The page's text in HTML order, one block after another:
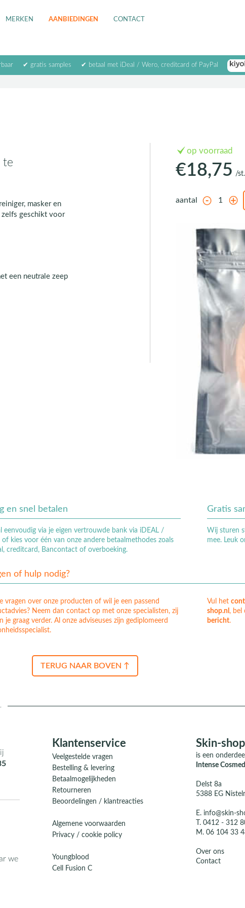
MERKEN AANBIEDINGEN CONTACT
✔ gratis samples ✔ betaal met iDeal / Wero, creditcard of PayPal
te
masker en
geschikt voor
een neutrale zeep
op voorraad
€18,75 /st.
aantal
en snel betalen
eenvoudig via je eigen vertrouwde bank via iDEAL /
of kies voor één van onze andere betaalmethodes zoals
creditcard, Bancontact of overboeking.
Gratis
Wij sturen
mee. Leuk
of hulp nodig?
vragen over onze producten of wil je een passend
Neem dan contact op met onze specialisten, zij
je graag verder. Al onze adviseuses zijn gediplomeerd
Vul het
shop.nl , bel
bericht.
TERUG NAAR BOVEN ↑
we
Klantenservice
Veelgestelde vragen
Bestelling & levering
Betaalmogelijkheden
Retourneren
Beoordelingen / klantreacties
Algemene voorwaarden
Privacy / cookie policy
Youngblood
Cell Fusion C
Skin-
is een
Intense
Delst 8a
5388 EG
E. info@skin-
T.0412 - 312
M.06 104 33
Over ons
Contact